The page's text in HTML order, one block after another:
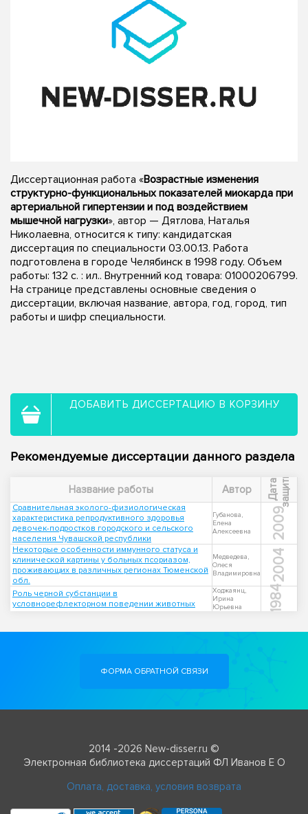
Диссертационная работа «Возрастные изменения
структурно-функциональных показателей миокарда при
артериальной гипертензии и под воздействием
мышечной нагрузки», автор — Дятлова, Наталья
Николаевна, относится к типу: кандидатская
диссертация по специальности 03.00.13. Работа
подготовлена в городе Челябинск в 1998 году. Объем
работы: 132 с. : ил.. Внутренний код товара: 01000206799.
На странице представлены основные сведения о
диссертации, включая название, автора, год, город, тип
работы и шифр специальности.
ДОБАВИТЬ ДИССЕРТАЦИЮ В КОРЗИНУ
Рекомендуемые диссертации данного раздела
Название работы Автор Д
а
т
а
з
а
щ
и
т ы
Сравнительная эколого-физиологическая
характеристика репродуктивного здоровья
девочек-подростков городского и сельского
населения Чувашской республики
Губанова,
Елена
Алексеевна
2009
Некоторые особенности иммунного статуса и
клинической картины у больных псориазом,
проживающих в различных регионах Тюменской
обл.
Медведева,
Олеся
Владимировна
2004
Роль черной субстанции в
условнорефлекторном поведении животных
Ходжаянц,
Ирина
Юрьевна
1984
ФОРМА ОБРАТНОЙ СВЯЗИ
2014 -2026 New-disser.ru ©
Электронная библиотека диссертаций ФЛ Иванов Е О
Оплата, доставка, условия возврата